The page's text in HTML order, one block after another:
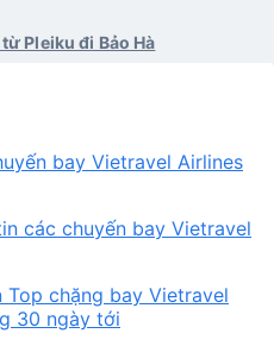
Pleiku đi Bảo Hà
bay Vietravel Airlines
các chuyến bay Vietravel
Top chặng bay Vietravel
30 ngày tới